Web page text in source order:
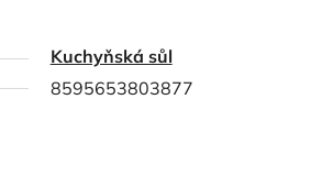
Kuchyňská sůl
8595653803877